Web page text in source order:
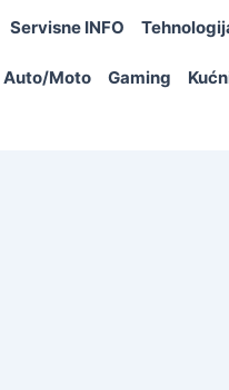
Servisne INFO
Auto/Moto Gaming